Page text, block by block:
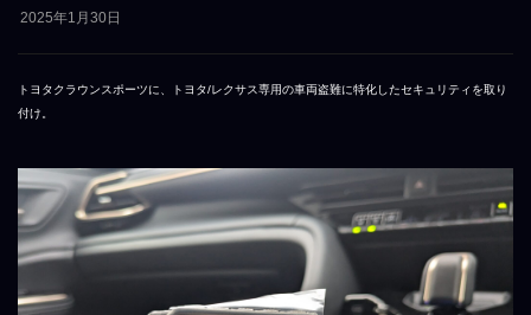
2025年1月30日
トヨタクラウンスポーツに、トヨタ/レクサス専用の車両盗難に特化したセキュリティを取り
付け。